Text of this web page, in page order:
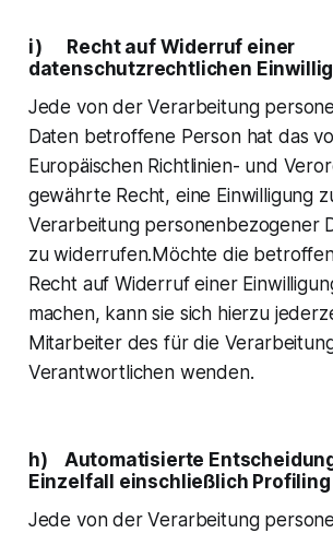
i) Recht auf Widerruf einer
datenschutzrechtlichen
Jede von der Verarbeitung
Daten betroffene Person hat das
Europäischen Richtlinien- und
gewährte Recht, eine Einwilligung
Verarbeitung personenbezogener
zu widerrufen.Möchte die
Recht auf Widerruf einer
machen, kann sie sich hierzu
Mitarbeiter des für die
Verantwortlichen wenden.
h) Automatisierte
Einzelfall einschließlich Profiling
Jede von der Verarbeitung